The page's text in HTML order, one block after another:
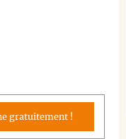
gratuitement !